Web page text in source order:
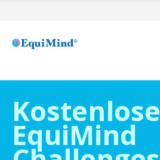
Kostenlose
EquiMind